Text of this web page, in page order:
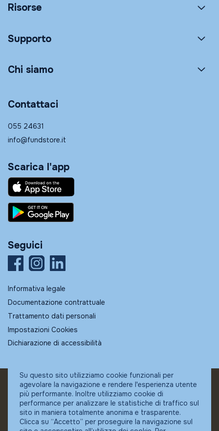
Risorse
Supporto
Chi siamo
Contattaci
055 24631
info@fundstore.it
Scarica l'app
Seguici
Informativa legale
Documentazione contrattuale
Trattamento dati personali
Impostazioni Cookies
Dichiarazione di accessibilità
© Fundstore
Collocatore autorizzato:
Banca Ifigest SpA
P.Iva: 04337180485
Su questo sito utilizziamo cookie funzionali per
agevolare la navigazione e rendere l'esperienza utente
più performante. Inoltre utilizziamo cookie di
performance per analizzare le statistiche di traffico sul
sito in maniera totalmente anonima e trasparente.
Clicca su “Accetto” per proseguire la navigazione sul